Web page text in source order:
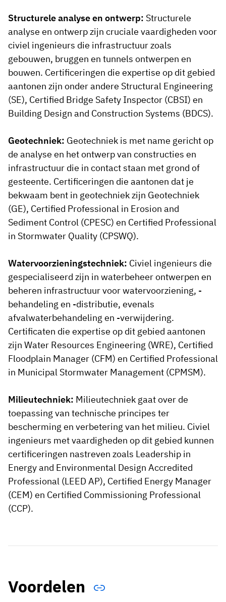
Structurele analyse en ontwerp: Structurele
analyse en ontwerp zijn cruciale vaardigheden voor
civiel ingenieurs die infrastructuur zoals
gebouwen, bruggen en tunnels ontwerpen en
bouwen. Certificeringen die expertise op dit gebied
aantonen zijn onder andere Structural Engineering
(SE), Certified Bridge Safety Inspector (CBSI) en
Building Design and Construction Systems (BDCS).
Geotechniek: Geotechniek is met name gericht op
de analyse en het ontwerp van constructies en
infrastructuur die in contact staan met grond of
gesteente. Certificeringen die aantonen dat je
bekwaam bent in geotechniek zijn Geotechniek
(GE), Certified Professional in Erosion and
Sediment Control (CPESC) en Certified Professional
in Stormwater Quality (CPSWQ).
Watervoorzieningstechniek: Civiel ingenieurs die
gespecialiseerd zijn in waterbeheer ontwerpen en
beheren infrastructuur voor watervoorziening, -
behandeling en -distributie, evenals
afvalwaterbehandeling en -verwijdering.
Certificaten die expertise op dit gebied aantonen
zijn Water Resources Engineering (WRE), Certified
Floodplain Manager (CFM) en Certified Professional
in Municipal Stormwater Management (CPMSM).
Milieutechniek: Milieutechniek gaat over de
toepassing van technische principes ter
bescherming en verbetering van het milieu. Civiel
ingenieurs met vaardigheden op dit gebied kunnen
certificeringen nastreven zoals Leadership in
Energy and Environmental Design Accredited
Professional (LEED AP), Certified Energy Manager
(CEM) en Certified Commissioning Professional
(CCP).
Voordelen